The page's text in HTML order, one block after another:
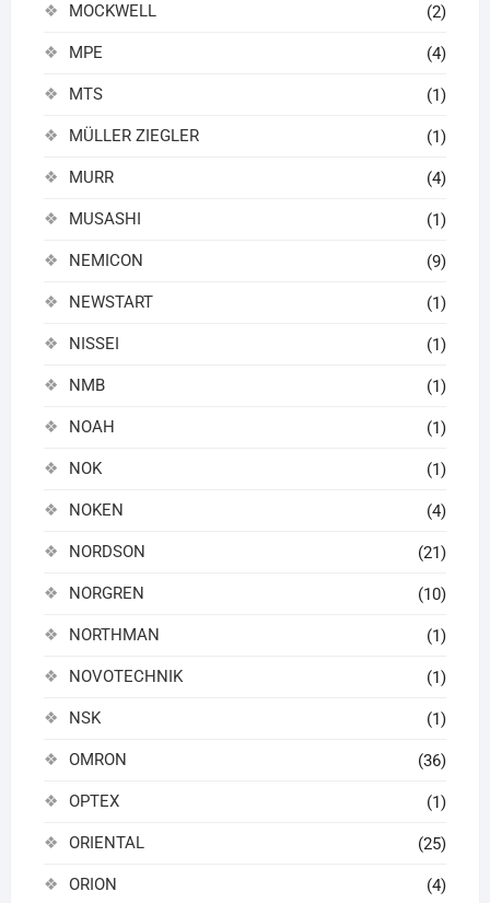
MOCKWELL (2)
MPE (4)
MTS (1)
MÜLLER ZIEGLER (1)
MURR (4)
MUSASHI (1)
NEMICON (9)
NEWSTART (1)
NISSEI (1)
NMB (1)
NOAH (1)
NOK (1)
NOKEN (4)
NORDSON (21)
NORGREN (10)
NORTHMAN (1)
NOVOTECHNIK (1)
NSK (1)
OMRON (36)
OPTEX (1)
ORIENTAL (25)
ORION (4)